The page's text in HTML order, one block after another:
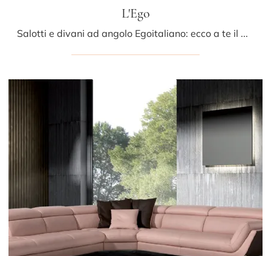
L'Ego
Salotti e divani ad angolo Egoitaliano: ecco a te il modello L'Ego in tessuto per impreziosire il living.